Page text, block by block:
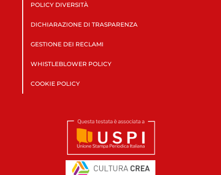
POLICY DIVERSITÀ
DICHIARAZIONE DI TRASPARENZA
GESTIONE DEI RECLAMI
WHISTLEBLOWER POLICY
COOKIE POLICY